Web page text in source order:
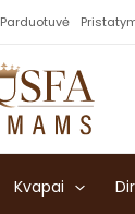
Parduotuvė
Kvapai